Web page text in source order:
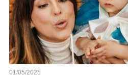
01/05/2025